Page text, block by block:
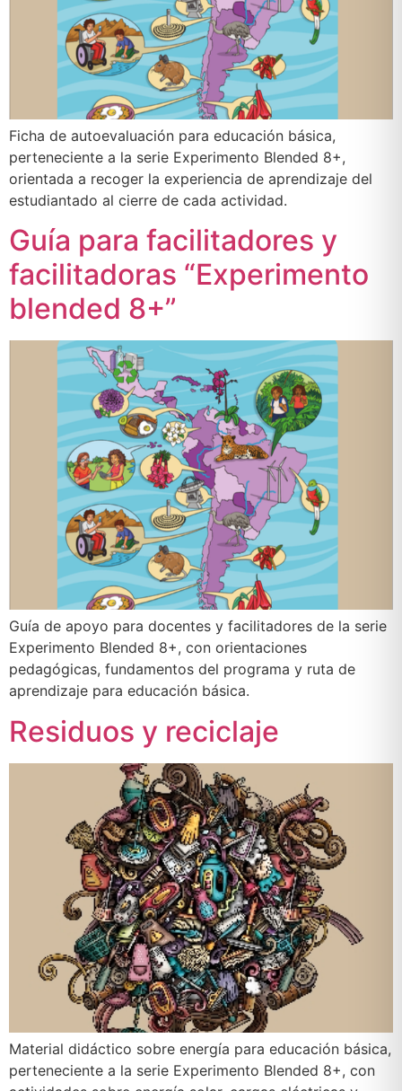
Ficha de autoevaluación para educación básica,
perteneciente a la serie Experimento Blended 8+,
orientada a recoger la experiencia de aprendizaje del
estudiantado al cierre de cada actividad.
Guía para facilitadores y
facilitadoras “Experimento
blended 8+”
Guía de apoyo para docentes y facilitadores de la serie
Experimento Blended 8+, con orientaciones
pedagógicas, fundamentos del programa y ruta de
aprendizaje para educación básica.
Residuos y reciclaje
Material didáctico sobre energía para educación básica,
perteneciente a la serie Experimento Blended 8+, con